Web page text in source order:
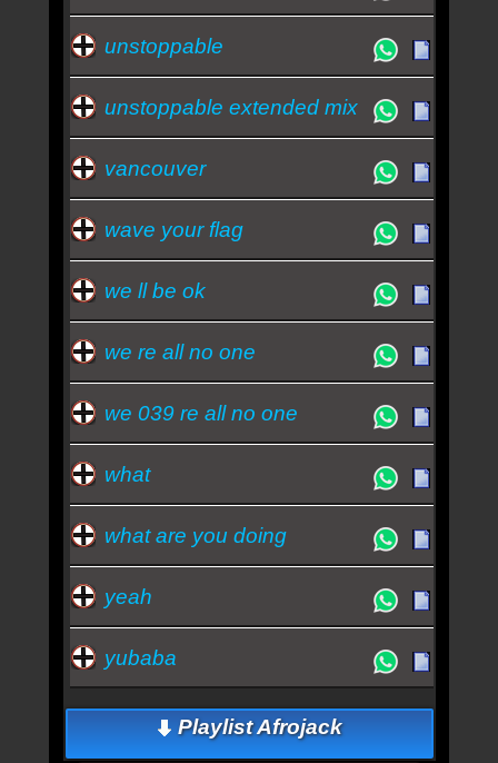
unstoppable
unstoppable extended mix
vancouver
wave your flag
we ll be ok
we re all no one
we 039 re all no one
what
what are you doing
yeah
yubaba
Playlist Afrojack